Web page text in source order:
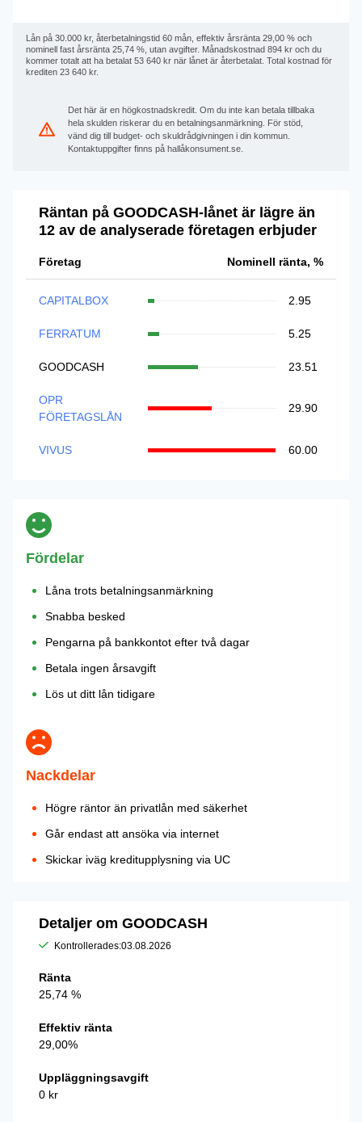
Lån på 30.000 kr, återbetalningstid 60 mån, effektiv årsränta 29,00 % och
nominell fast årsränta 25,74 %, utan avgifter. Månadskostnad 894 kr och du
kommer totalt att ha betalat 53 640 kr när lånet är återbetalat. Total kostnad för
krediten 23 640 kr.
Det här är en högkostnadskredit. Om du inte kan betala tillbaka
hela skulden riskerar du en betalningsanmärkning. För stöd,
vänd dig till budget- och skuldrådgivningen i din kommun.
Kontaktuppgifter finns på hallåkonsument.se.
Räntan på GOODCASH-lånet är lägre än
12 av de analyserade företagen erbjuder
Företag Nominell ränta, %
CAPITALBOX 2.95
FERRATUM 5.25
GOODCASH 23.51
OPR
FÖRETAGSLÅN
29.90
VIVUS 60.00
Fördelar
Låna trots betalningsanmärkning
Snabba besked
Pengarna på bankkontot efter två dagar
Betala ingen årsavgift
Lös ut ditt lån tidigare
Nackdelar
Högre räntor än privatlån med säkerhet
Går endast att ansöka via internet
Skickar iväg kreditupplysning via UC
Detaljer om GOODCASH
Kontrollerades:03.08.2026
Ränta
25,74 %
Effektiv ränta
29,00%
Uppläggningsavgift
0 kr